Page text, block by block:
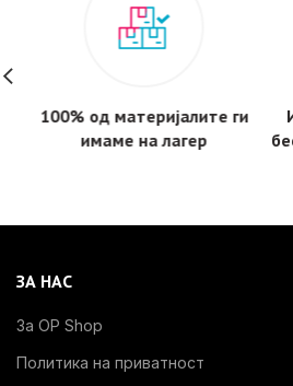
100% од материјалите ги
имаме на лагер
ЗА НАС
За OP Shop
Политика на приватност